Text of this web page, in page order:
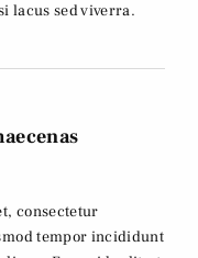
lacus sed viverra.
consectetur
tempor incididunt